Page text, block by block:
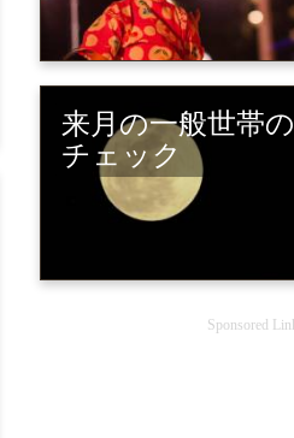
来月の一般世帯
チェック
Sponsored